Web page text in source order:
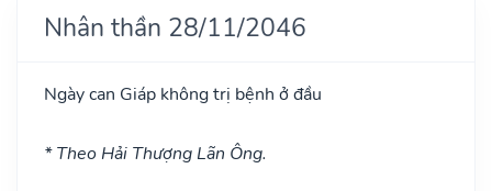
Nhân thần 28/11/2046
Ngày can Giáp không trị bệnh ở đầu
* Theo Hải Thượng Lãn Ông.